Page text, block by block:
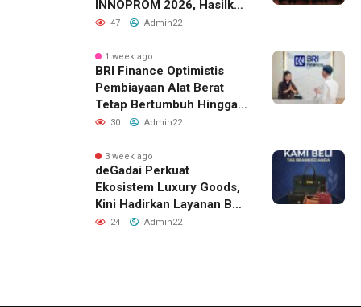
INNOPROM 2026, Hasilkan
Belasan Kerja Sama
47 Admin22
1 week ago
BRI Finance Optimistis
Pembiayaan Alat Berat
Tetap Bertumbuh Hingga
Akhir 2026
30 Admin22
3 week ago
deGadai Perkuat
Ekosistem Luxury Goods,
Kini Hadirkan Layanan Beli
Tas, Titip Jual, dan Gadai
24 Admin22